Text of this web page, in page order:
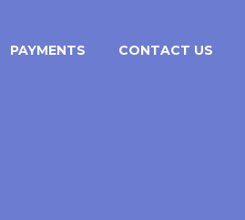
PAYMENTS CONTACT US